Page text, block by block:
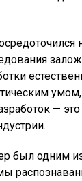
—
был одним